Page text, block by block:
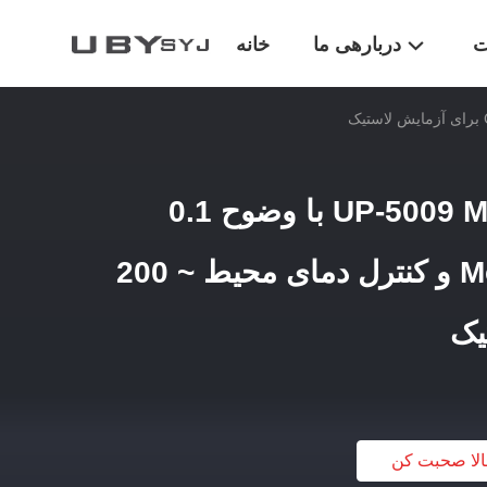
خانه دربارهی ما
UP-5009 Mooney Viscometer با وضوح 0.1
Mooney Unit Torque و کنترل دمای محیط ~ 200
صحبت کن